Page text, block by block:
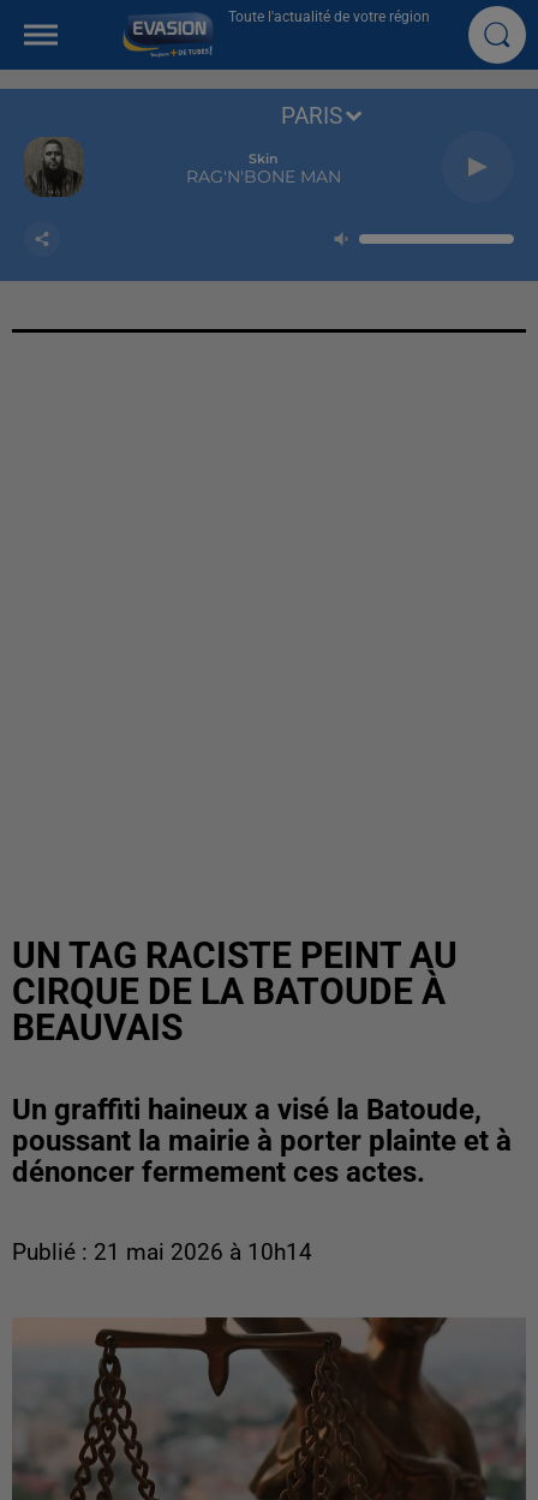
Toute l'actualité de votre région
Skin
RAG'N'BONE MAN
PARIS
UN TAG RACISTE PEINT AU
CIRQUE DE LA BATOUDE À
BEAUVAIS
Un graffiti haineux a visé la Batoude,
poussant la mairie à porter plainte et à
dénoncer fermement ces actes.
Publié : 21 mai 2026 à 10h14